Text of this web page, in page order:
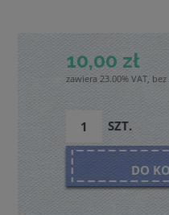
10,00 zł
zawiera 23.00% VAT,
SZT.
DO